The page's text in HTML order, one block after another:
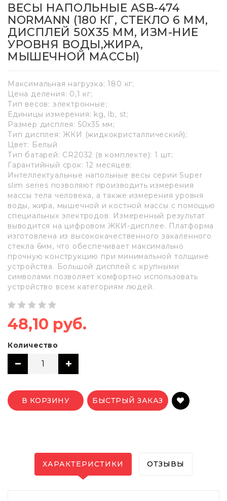
ВЕСЫ НАПОЛЬНЫЕ ASB-474
NORMANN (180 КГ, СТЕКЛО 6 ММ,
ДИСПЛЕЙ 50Х35 ММ, ИЗМ-НИЕ
УРОВНЯ ВОДЫ,ЖИРА,
МЫШЕЧНОЙ МАССЫ)
Максимальная нагрузка: 180 кг;
Цена деления: 0,1 кг;
Тип весов: электронные;
Единицы измерения: kg, lb, st;
Размер дисплея: 50х35 мм;
Тип дисплея: ЖКИ (жидкокристаллический);
Цвет: Белый
Тип батарей: CR2032 (в комплекте): 1 шт;
Гарантийный срок: 12 месяцев;
Интеллектуальные напольные весы серии Super
slim series позволяют производить измерения
массы тела человека, а также измерения уровня
воды, жира, мышечной и костной массы с помощью
специальных электродов. Измеренный результат
выводится на цифровом ЖКИ-дисплее. Платформа
изготовлена из высококачественного закаленного
стекла 6мм, что обеспечивает максимально
прочную конструкцию при минимальной толщине
устройства. Большой дисплей с крупными
символами позволяет комфортно использовать
устройство всем категориям людей.
48,10 руб.
Количество
В КОРЗИНУ БЫСТРЫЙ ЗАКАЗ
ХАРАКТЕРИСТИКИ ОТЗЫВЫ